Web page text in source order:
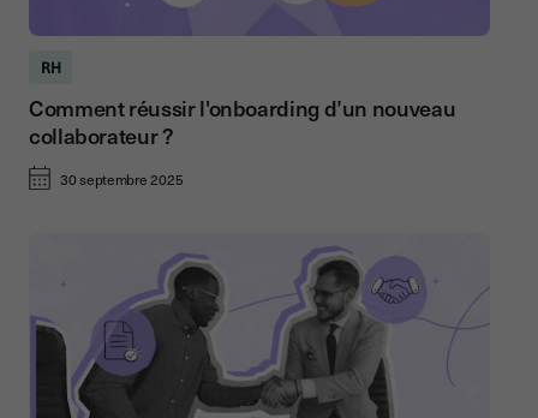
RH
Comment réussir l'onboarding d’un nouveau
collaborateur ?
30 septembre 2025